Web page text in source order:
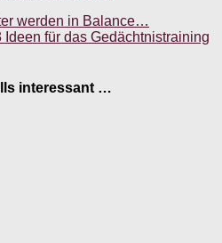
werden in Balance…
Ideen für das Gedächtnistraining
interessant …